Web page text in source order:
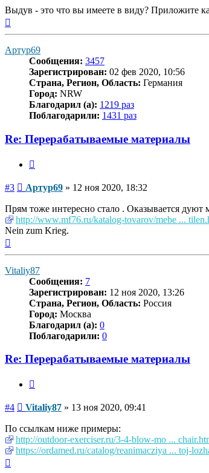
Выдув - это что вы имеете в виду? Приложите
Артур69
Сообщения: 3457
Зарегистрирован: 02 фев 2020, 10:56
Страна, Регион, Область: Германия
Город: NRW
Благодарил (а): 1219 раз
Поблагодарили: 1431 раз
Re: Перерабатываемые материалы
#3 Сообщение
Артур69 » 12 ноя 2020, 18:32
Прям тоже интересно стало . Оказывается дуют
http://www.mf76.ru/katalog-tovarov/mebe ...
Nein zum Krieg.
Vitaliy87
Сообщения: 7
Зарегистрирован: 12 ноя 2020, 13:26
Страна, Регион, Область: Россия
Город: Москва
Благодарил (а): 0
Поблагодарили: 0
Re: Перерабатываемые материалы
#4 Сообщение
Vitaliy87 » 13 ноя 2020, 09:41
По ссылкам ниже примеры:
http://outdoor-exerciser.ru/3-4-blow-mo ...
https://ordamed.ru/catalog/reanimacziya ... toj-